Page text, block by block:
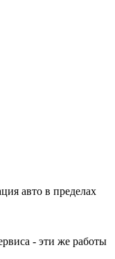
авто в пределах
- эти же работы